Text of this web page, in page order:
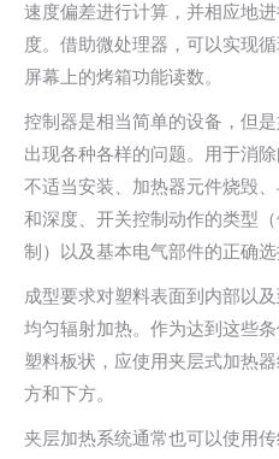
速度偏差进行计算，并相应地
度。借助微处理器，可以实现
屏幕上的烤箱功能读数。
控制器是相当简单的设备，但
出现各种各样的问题。用于消
不适当安装、加热器元件烧毁
和深度、开关控制动作的类型
制）以及基本电气部件的正确选
成型要求对塑料表面到内部以
均匀辐射加热。作为达到这些
塑料板状，应使用夹层式加热
方和下方。
夹层加热系统通常也可以使用